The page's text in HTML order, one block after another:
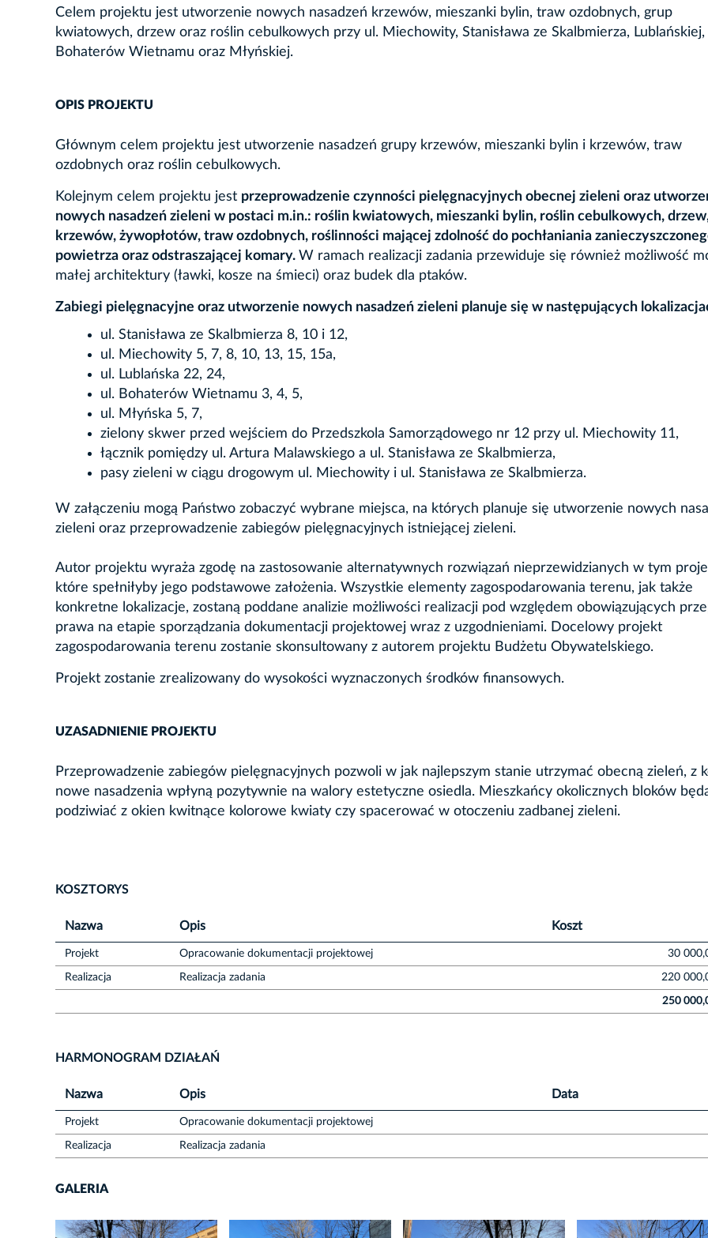
Celem projektu jest utworzenie nowych nasadzeń krzewów, mieszanki bylin, traw ozdobnych, grup
kwiatowych, drzew oraz roślin cebulkowych przy ul. Miechowity, Stanisława ze Skalbmierza, Lublańskiej,
Bohaterów Wietnamu oraz Młyńskiej.
OPIS PROJEKTU
Głównym celem projektu jest utworzenie nasadzeń grupy krzewów, mieszanki bylin i krzewów, traw
ozdobnych oraz roślin cebulkowych.
Kolejnym celem projektu jest przeprowadzenie czynności pielęgnacyjnych obecnej zieleni oraz
nowych nasadzeń zieleni w postaci m.in.: roślin kwiatowych, mieszanki bylin, roślin cebulkowych,
krzewów, żywopłotów, traw ozdobnych, roślinności mającej zdolność do pochłaniania
powietrza oraz odstraszającej komary. W ramach realizacji zadania przewiduje się również możliwość
małej architektury (ławki, kosze na śmieci) oraz budek dla ptaków.
Zabiegi pielęgnacyjne oraz utworzenie nowych nasadzeń zieleni planuje się w następujących
ul. Stanisława ze Skalbmierza 8, 10 i 12,
ul. Miechowity 5, 7, 8, 10, 13, 15, 15a,
ul. Lublańska 22, 24,
ul. Bohaterów Wietnamu 3, 4, 5,
ul. Młyńska 5, 7,
zielony skwer przed wejściem do Przedszkola Samorządowego nr 12 przy ul. Miechowity 11,
łącznik pomiędzy ul. Artura Malawskiego a ul. Stanisława ze Skalbmierza,
pasy zieleni w ciągu drogowym ul. Miechowity i ul. Stanisława ze Skalbmierza.
W załączeniu mogą Państwo zobaczyć wybrane miejsca, na których planuje się utworzenie nowych
zieleni oraz przeprowadzenie zabiegów pielęgnacyjnych istniejącej zieleni.
Autor projektu wyraża zgodę na zastosowanie alternatywnych rozwiązań nieprzewidzianych w tym
które spełniłyby jego podstawowe założenia. Wszystkie elementy zagospodarowania terenu, jak także
konkretne lokalizacje, zostaną poddane analizie możliwości realizacji pod względem obowiązujących
prawa na etapie sporządzania dokumentacji projektowej wraz z uzgodnieniami. Docelowy projekt
zagospodarowania terenu zostanie skonsultowany z autorem projektu Budżetu Obywatelskiego.
Projekt zostanie zrealizowany do wysokości wyznaczonych środków finansowych.
UZASADNIENIE PROJEKTU
Przeprowadzenie zabiegów pielęgnacyjnych pozwoli w jak najlepszym stanie utrzymać obecną zieleń, z
nowe nasadzenia wpłyną pozytywnie na walory estetyczne osiedla. Mieszkańcy okolicznych bloków
podziwiać z okien kwitnące kolorowe kwiaty czy spacerować w otoczeniu zadbanej zieleni.
KOSZTORYS
Nazwa Opis Koszt
Projekt Opracowanie dokumentacji projektowej 30
Realizacja Realizacja zadania 220
250
HARMONOGRAM DZIAŁAŃ
Nazwa Opis Data
Projekt Opracowanie dokumentacji projektowej
Realizacja Realizacja zadania
GALERIA